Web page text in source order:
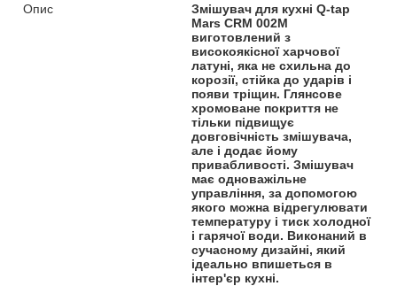
Опис
Змішувач для кухні Q-tap
Mars СRM 002M
виготовлений з
високоякісної харчової
латуні, яка не схильна до
корозії, стійка до ударів і
появи тріщин. Глянсове
хромоване покриття не
тільки підвищує
довговічність змішувача,
але і додає йому
привабливості. Змішувач
має одноважільне
управління, за допомогою
якого можна відрегулювати
температуру і тиск холодної
і гарячої води. Виконаний в
сучасному дизайні, який
ідеально впишеться в
інтер'єр кухні.